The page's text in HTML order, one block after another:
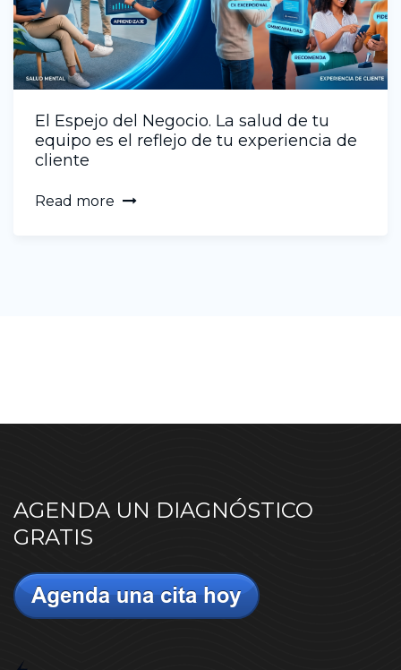
El Espejo del Negocio. La salud de tu
equipo es el reflejo de tu experiencia de
cliente
Read more
AGENDA UN DIAGNÓSTICO
GRATIS